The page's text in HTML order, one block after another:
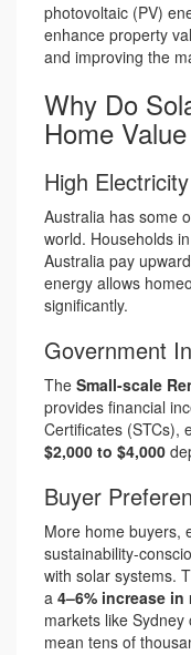
photovoltaic (PV)
enhance property
and improving the
Why Do
Home
High
Australia has some
world. Households
Australia pay
energy allows
significantly.
Government
The Small-scale
provides financial
Certificates (STCs),
$2,000 to $4,000
Buyer
More home buyers,
sustainability-
with solar systems.
a 4–6% increase in
markets like
mean tens of